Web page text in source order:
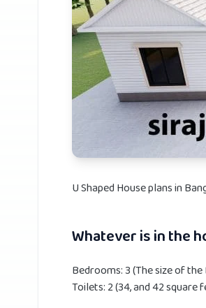
U Shaped House plans in
Whatever is in the
Bedrooms: 3 (The size of
Toilets: 2 (34, and 42 square